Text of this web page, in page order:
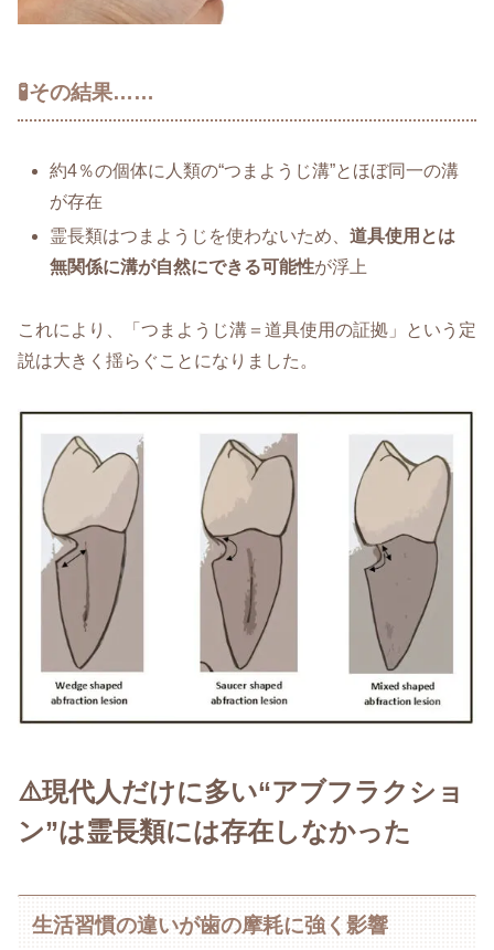
🧪その結果……
約4％の個体に人類の“つまようじ溝”とほぼ同一の溝
が存在
霊長類はつまようじを使わないため、道具使用とは
無関係に溝が自然にできる可能性が浮上
これにより、「つまようじ溝＝道具使用の証拠」という定
説は大きく揺らぐことになりました。
⚠️現代人だけに多い“アブフラクショ
ン”は霊長類には存在しなかった
生活習慣の違いが歯の摩耗に強く影響